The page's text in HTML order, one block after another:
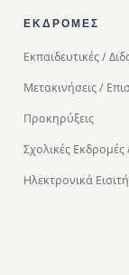
ΕΚΔΡΟΜΈΣ
Εκπαιδευτικές /
Μετακινήσεις /
Προκηρύξεις
Σχολικές
Ηλεκτρονικά